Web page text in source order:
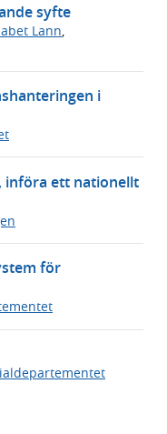
syfte
Lann,
i
införa ett nationellt
för